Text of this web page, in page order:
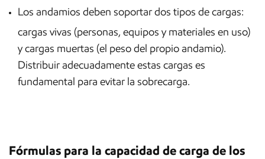
Los andamios deben soportar dos tipos de cargas:
cargas vivas (personas, equipos y materiales en uso)
y cargas muertas (el peso del propio andamio).
Distribuir adecuadamente estas cargas es
fundamental para evitar la sobrecarga.
Fórmulas para la capacidad de carga de los